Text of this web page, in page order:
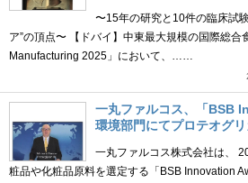
〜15年の研究と10件の臨床試
ア”の頂点〜 【ドバイ】中東最大規模の国際総合
Manufacturing 2025」において、……
一丸ファルコス、「BSB
環境部門にてプロテオグ
一丸ファルコス株式会社は、
粧品や化粧品原料を選定する「BSB Innovation